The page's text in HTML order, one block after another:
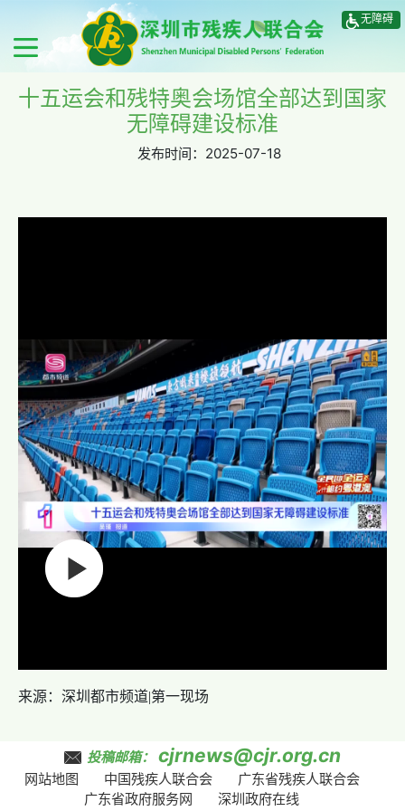
无障碍
十五运会和残特奥会场馆全部达到国家
无障碍建设标准
发布时间： 2025-07-18
来源：深圳都市频道|第一现场
投稿邮箱： cjrnews@cjr.org.cn
网站地图 中国残疾人联合会
广东省残疾人联合会
广东省政府服务网
深圳政府在线